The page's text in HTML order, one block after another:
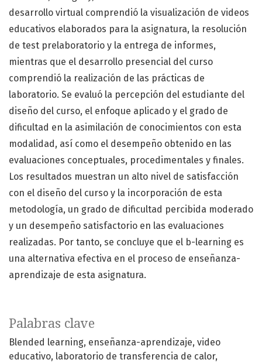
Palabras clave
Blended learning, enseñanza-aprendizaje, video
educativo, laboratorio de transferencia de calor,
desarrollo virtual comprendió la visualización de videos
educativos elaborados para la asignatura, la resolución
de test prelaboratorio y la entrega de informes,
mientras que el desarrollo presencial del curso
comprendió la realización de las prácticas de
laboratorio. Se evaluó la percepción del estudiante del
diseño del curso, el enfoque aplicado y el grado de
dificultad en la asimilación de conocimientos con esta
modalidad, así como el desempeño obtenido en las
evaluaciones conceptuales, procedimentales y finales.
Los resultados muestran un alto nivel de satisfacción
con el diseño del curso y la incorporación de esta
metodología, un grado de dificultad percibida moderado
y un desempeño satisfactorio en las evaluaciones
realizadas. Por tanto, se concluye que el b-learning es
una alternativa efectiva en el proceso de enseñanza-
aprendizaje de esta asignatura.